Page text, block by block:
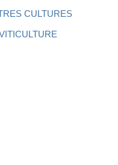
CULTURES